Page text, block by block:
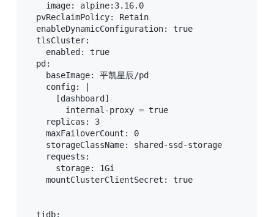
    image: alpine:3.16.0
  pvReclaimPolicy: Retain
  enableDynamicConfiguration: true
  tlsCluster:
    enabled: true
  pd:
    baseImage: 平凯星辰/pd
    config: |
      [dashboard]
        internal-proxy = true
    replicas: 3
    maxFailoverCount: 0
    storageClassName: shared-ssd-storage
    requests:
      storage: 1Gi
    mountClusterClientSecret: true
  tidb: